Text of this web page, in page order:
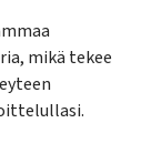
mikä tekee